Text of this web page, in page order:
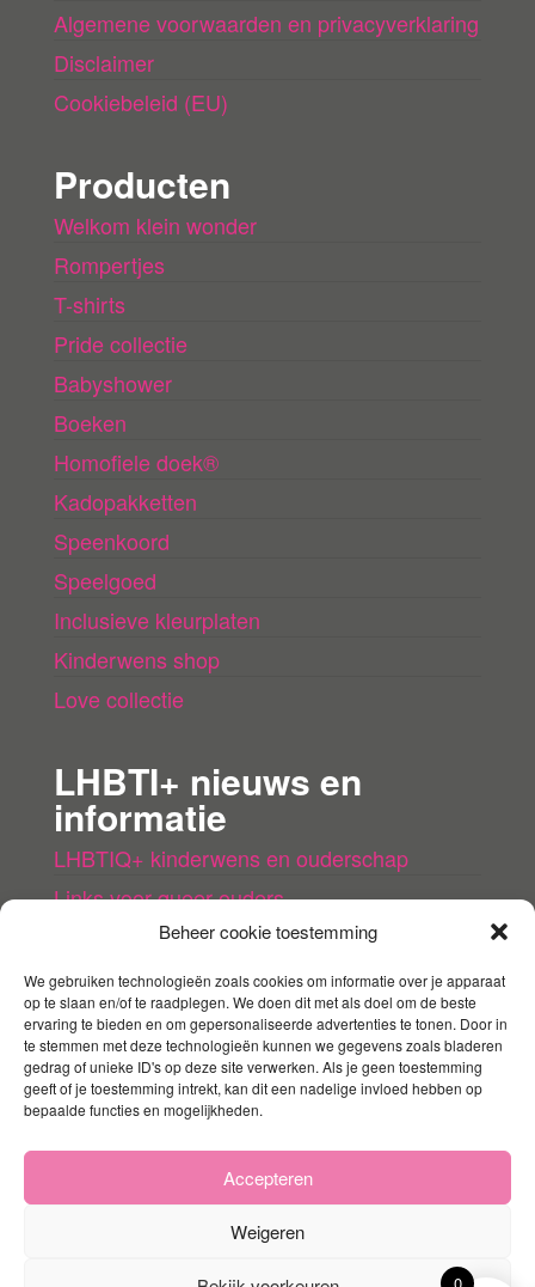
Beheer cookie toestemming
We gebruiken technologieën zoals cookies om informatie over je apparaat
op te slaan en/of te raadplegen. We doen dit met als doel om de beste
ervaring te bieden en om gepersonaliseerde advertenties te tonen. Door in
te stemmen met deze technologieën kunnen we gegevens zoals bladeren
gedrag of unieke ID's op deze site verwerken. Als je geen toestemming
geeft of je toestemming intrekt, kan dit een nadelige invloed hebben op
bepaalde functies en mogelijkheden.
Accepteren
Weigeren
Algemene voorwaarden en privacyverklaring
Disclaimer
Cookiebeleid (EU)
Producten
Welkom klein wonder
Rompertjes
T-shirts
Pride collectie
Babyshower
Boeken
Homofiele doek®
Kadopakketten
Speenkoord
Speelgoed
Inclusieve kleurplaten
Kinderwens shop
Love collectie
LHBTI+ nieuws en
informatie
LHBTIQ+ kinderwens en ouderschap
Links voor queer ouders
LHBTI+ (kinder)boeken
Queer agenda
Mijn account
Contact